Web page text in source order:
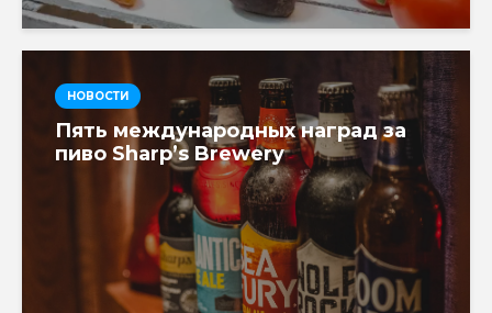
НОВОСТИ
Пять международных наград за
пиво Sharp’s Brewery